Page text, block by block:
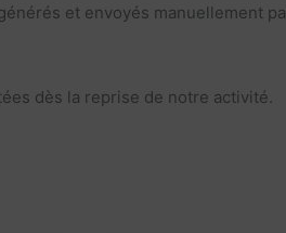
et envoyés manuellement
dès la reprise de notre activité.